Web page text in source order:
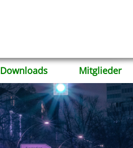
Downloads Mitglieder